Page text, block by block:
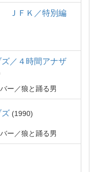
ＪＦＫ／特別編
／４時間アナザ
ー／狼と踊る男
ズ 1990
ー／狼と踊る男